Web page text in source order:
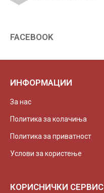
FACEBOOK
ИНФОРМАЦИИ
За нас
Политика за колачиња
Политика за приватност
Услови за користење
КОРИСНИЧКИ СЕРВИС